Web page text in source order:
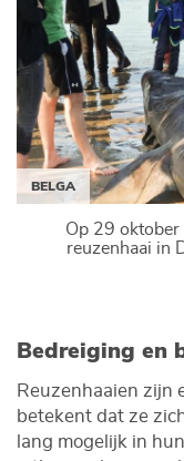
BELGA
Op 29 oktober
reuzenhaai in
Bedreiging en
Reuzenhaaien zijn
betekent dat ze
lang mogelijk in